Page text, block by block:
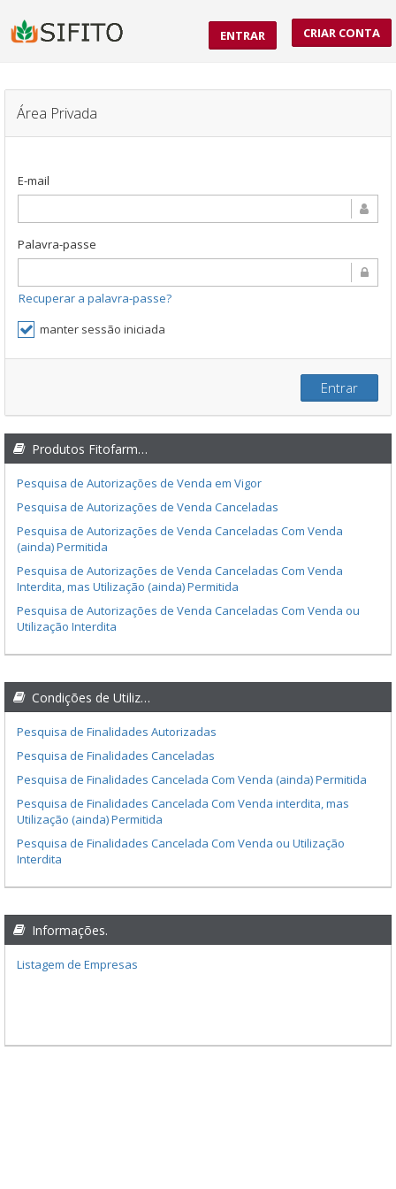
ENTRAR CRIAR CONTA
Área Privada
E-mail
Palavra-passe
Recuperar a palavra-passe?
manter sessão iniciada
Entrar
Produtos Fitofarmacêuticos.
Pesquisa de Autorizações de Venda em Vigor
Pesquisa de Autorizações de Venda Canceladas
Pesquisa de Autorizações de Venda Canceladas Com Venda
(ainda) Permitida
Pesquisa de Autorizações de Venda Canceladas Com Venda
Interdita, mas Utilização (ainda) Permitida
Pesquisa de Autorizações de Venda Canceladas Com Venda ou
Utilização Interdita
Condições de Utilização.
Pesquisa de Finalidades Autorizadas
Pesquisa de Finalidades Canceladas
Pesquisa de Finalidades Cancelada Com Venda (ainda) Permitida
Pesquisa de Finalidades Cancelada Com Venda interdita, mas
Utilização (ainda) Permitida
Pesquisa de Finalidades Cancelada Com Venda ou Utilização
Interdita
Informações.
Listagem de Empresas